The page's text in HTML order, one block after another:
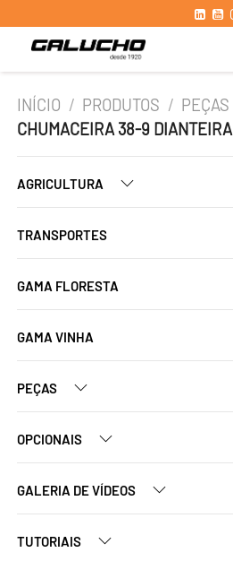
INÍCIO / PRODUTOS / PEÇAS
CHUMACEIRA 38-9 DIANTEIRA
AGRICULTURA
TRANSPORTES
GAMA FLORESTA
GAMA VINHA
PEÇAS
OPCIONAIS
GALERIA DE VÍDEOS
TUTORIAIS